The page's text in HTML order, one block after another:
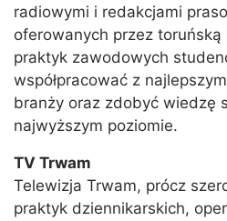
radiowymi i redakcjami
oferowanych przez toruńską
praktyk zawodowych
współpracować z
branży oraz zdobyć wiedzę
najwyższym poziomie.
TV Trwam
Telewizja Trwam, prócz
praktyk dziennikarskich,